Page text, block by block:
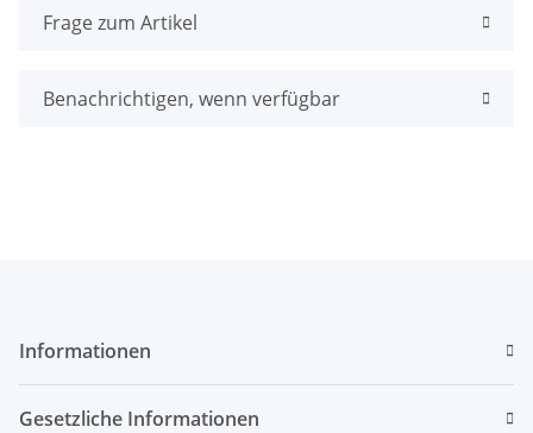
Frage zum Artikel
Benachrichtigen, wenn verfügbar
Informationen
Gesetzliche Informationen